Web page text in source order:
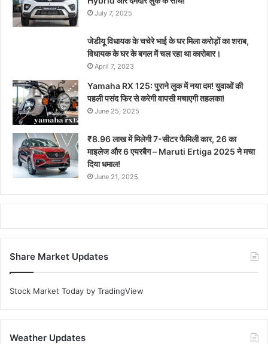
July 7, 2025
जेडीयू विधायक के चचेरे भाई के घर मिला करोड़ों का शराब,
विधायक के घर के बगल में चल रहा था कारोबार।
April 7, 2023
Yamaha RX 125: पुराने लुक में नया दम! युवाओं की
पहली पसंद फिर से करेगी वापसी मचाएगी तहलका!
June 25, 2025
₹8.96 लाख में मिलेगी 7-सीटर फैमिली कार, 26 का
माइलेज और 6 एयरबैग – Maruti Ertiga 2025 ने मचा
दिया धमाल!
June 21, 2025
Share Market Updates
Stock Market Today by TradingView
Weather Updates